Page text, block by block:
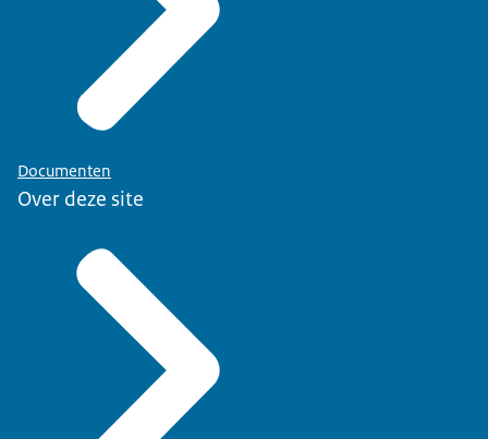
Documenten
Over deze site